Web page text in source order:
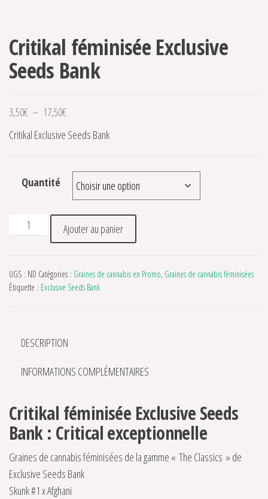
Critikal féminisée Exclusive
Seeds Bank
3,50€ – 17,50€
Critikal Exclusive Seeds Bank
Quantité
quantité de Critikal féminisée Exclusive Seeds Bank
Ajouter au panier
UGS : ND Catégories : Graines de cannabis en Promo, Graines de cannabis féminisées
Étiquette : Exclusive Seeds Bank
DESCRIPTION
INFORMATIONS COMPLÉMENTAIRES
Critikal féminisée Exclusive Seeds
Bank : Critical exceptionnelle
Graines de cannabis féminisées de la gamme « The Classics » de
Exclusive Seeds Bank
Skunk #1 x Afghani